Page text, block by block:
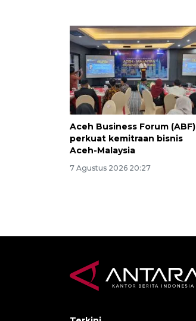
Aceh Business Forum (ABF)
perkuat kemitraan bisnis
Aceh-Malaysia
7 Agustus 2026 20:27